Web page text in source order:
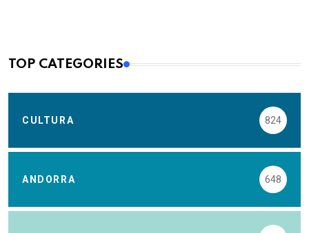
TOP CATEGORIES
CULTURA 824
ANDORRA 648